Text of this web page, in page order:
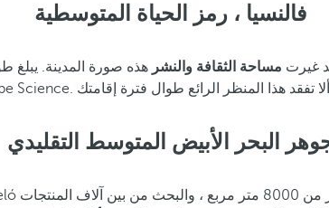
فالنسيا ، رمز الحياة المتوسطية
غيرت مساحة الثقافة والنشر هذه صورة المدينة. يبلغ
البحر الأبيض المتوسط التقليدي